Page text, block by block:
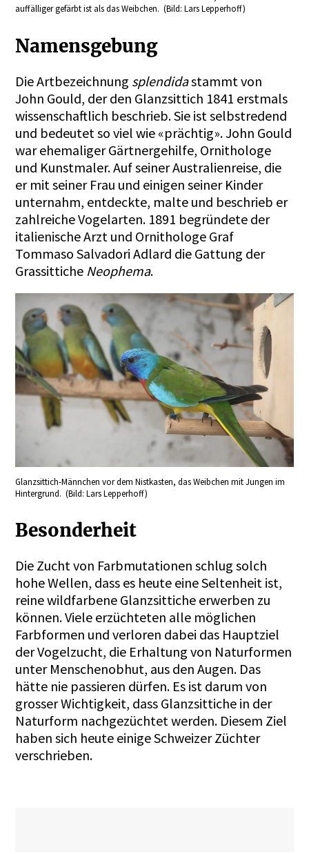
auffälliger gefärbt ist als das Weibchen. (Bild: Lars Lepperhoff)
Namensgebung
Die Artbezeichnung splendidastammt von
John Gould, der den Glanzsittich 1841 erstmals
wissenschaftlich beschrieb. Sie ist selbstredend
und bedeutet so viel wie «prächtig». John Gould
war ehemaliger Gärtnergehilfe, Ornithologe
und Kunstmaler. Auf seiner Australienreise, die
er mit seiner Frau und einigen seiner Kinder
unternahm, entdeckte, malte und beschrieb er
zahlreiche Vogelarten. 1891 begründete der
italienische Arzt und Ornithologe Graf
Tommaso Salvadori Adlard die Gattung der
Grassittiche Neophema.
Glanzsittich-Männchen vor dem Nistkasten, das Weibchen mit Jungen im
Hintergrund. (Bild: Lars Lepperhoff)
Besonderheit
Die Zucht von Farbmutationen schlug solch
hohe Wellen, dass es heute eine Seltenheit ist,
reine wildfarbene Glanzsittiche erwerben zu
können. Viele erzüchteten alle möglichen
Farbformen und verloren dabei das Hauptziel
der Vogelzucht, die Erhaltung von Naturformen
unter Menschenobhut, aus den Augen. Das
hätte nie passieren dürfen. Es ist darum von
grosser Wichtigkeit, dass Glanzsittiche in der
Naturform nachgezüchtet werden. Diesem Ziel
haben sich heute einige Schweizer Züchter
verschrieben.